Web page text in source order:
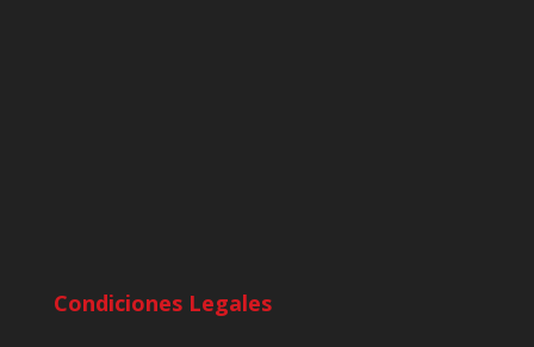
Condiciones Legales